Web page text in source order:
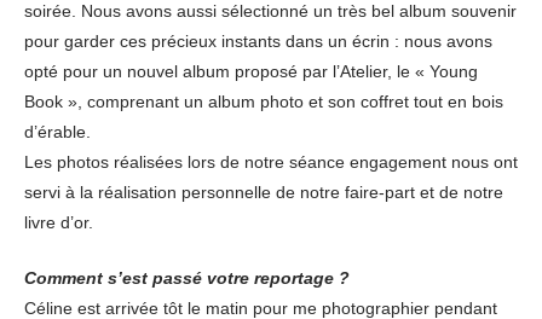
soirée. Nous avons aussi sélectionné un très bel album souvenir
pour garder ces précieux instants dans un écrin : nous avons
opté pour un nouvel album proposé par l’Atelier, le « Young
Book », comprenant un album photo et son coffret tout en bois
d’érable.
Les photos réalisées lors de notre séance engagement nous ont
servi à la réalisation personnelle de notre faire-part et de notre
livre d’or.
Comment s’est passé votre reportage ?
Céline est arrivée tôt le matin pour me photographier pendant